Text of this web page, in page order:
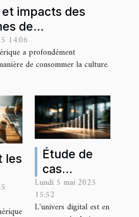
impacts des
de
sur
culturelle
14:06
a profondément
de consommer la culture.
les
Étude de
cas
réussite
d'une
stratégie
Lundi 5 mai 2025
15:52
L'univers digital est en